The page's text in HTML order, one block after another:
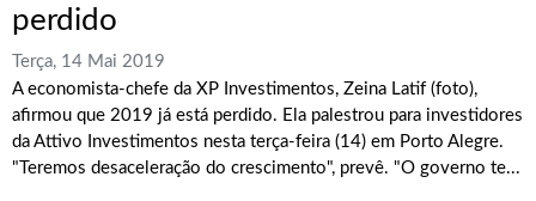
perdido
Terça, 14 Mai 2019
A economista-chefe da XP Investimentos, Zeina Latif (foto),
afirmou que 2019 já está perdido. Ela palestrou para investidores
da Attivo Investimentos nesta terça-feira (14) em Porto Alegre.
"Teremos desaceleração do crescimento", prevê. "O governo te...